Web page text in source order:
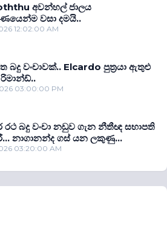
අවන්හල් ජාලය
වසා දමයි..
12:02:00 AM
බදු වංචාවක්.. Elcardo පුත‍්‍රයා ඇතුළු
03:00:00 PM
බදු වංචා නඩුව ගැන නීතීඥ සභාපති
නාගානන්ද ගස් යන ලකුණු...
03:20:00 AM